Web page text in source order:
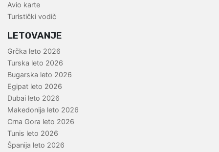
Avio karte
Turistički vodič
LETOVANJE
Grčka leto 2026
Turska leto 2026
Bugarska leto 2026
Egipat leto 2026
Dubai leto 2026
Makedonija leto 2026
Crna Gora leto 2026
Tunis leto 2026
Španija leto 2026